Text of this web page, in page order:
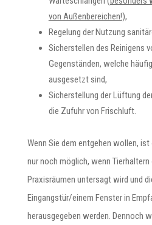
von Außenbereichen!),
Regelung der Nutzung
Sicherstellen des Reinigens
Gegenständen, welche
ausgesetzt sind,
Sicherstellung der Lüftung
die Zufuhr von Frischluft.
Wenn Sie dem entgehen wollen,
nur noch möglich, wenn
Praxisräumen untersagt wird und
Eingangstür/einem Fenster in
herausgegeben werden. Dennoch